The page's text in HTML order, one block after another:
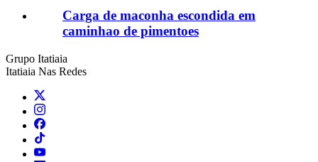
Carga de maconha escondida em
caminhao de pimentoes
Grupo Itatiaia
Itatiaia Nas Redes